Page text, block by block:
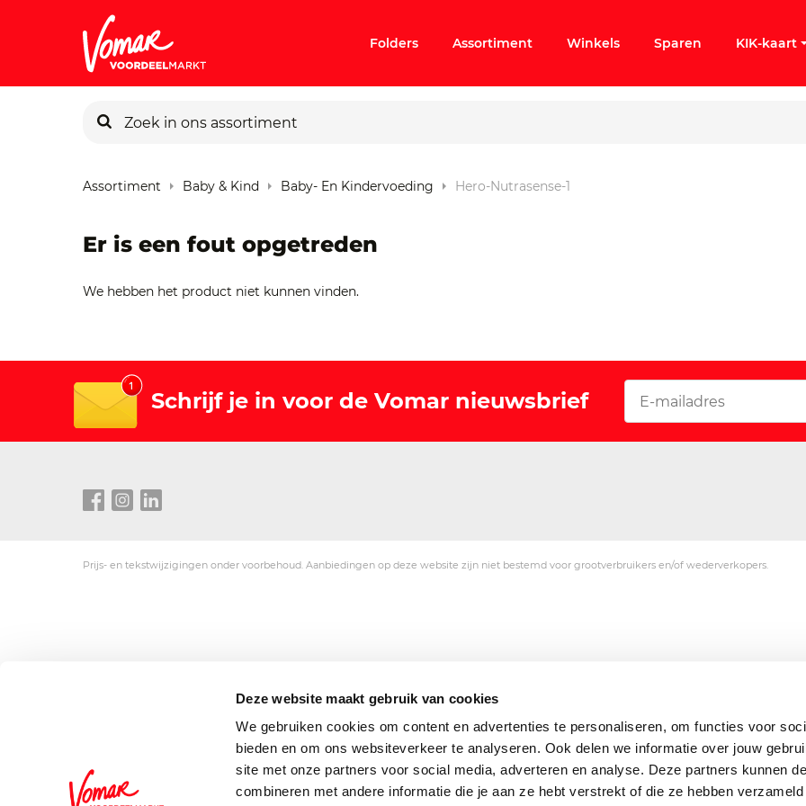
Deze website maakt gebruik van cookies
We gebruiken cookies om content en advertenties te personaliseren, om functies voor
bieden en om ons websiteverkeer te analyseren. Ook delen we informatie over jouw
site met onze partners voor social media, adverteren en analyse. Deze partners kunnen
combineren met andere informatie die je aan ze hebt verstrekt of die ze hebben
Pincode vergeten
Folders Assortiment Winkels Sparen KIK-kaart
Assortiment Baby & Kind Baby- En Kindervoeding Hero-Nutrasense-1
Er is een fout opgetreden
We hebben het product niet kunnen vinden.
Schrijf je in voor de Vomar nieuwsbrief
Prijs- en tekstwijzigingen onder voorbehoud. Aanbiedingen op deze website zijn niet bestemd voor grootverbruikers en/of wederverkopers.